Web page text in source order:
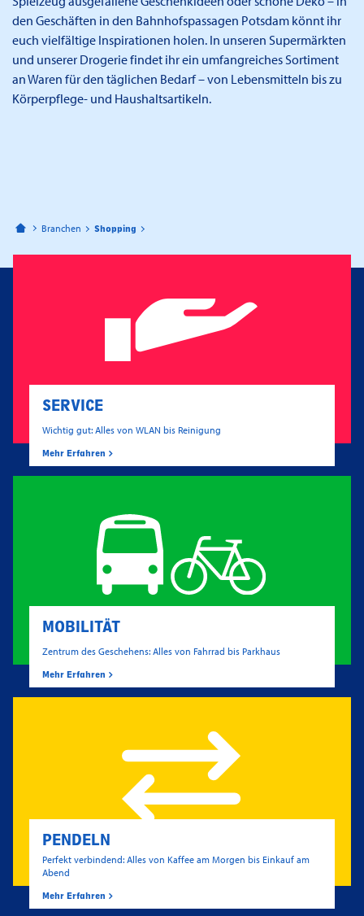
den Geschäften in den Bahnhofspassagen Potsdam könnt ihr
euch vielfältige Inspirationen holen. In unseren Supermärkten
und unserer Drogerie findet ihr ein umfangreiches Sortiment
an Waren für den täglichen Bedarf – von Lebensmitteln bis zu
Körperpflege- und Haushaltsartikeln.
Bahnhofspassagen Potsdam
Branchen Shopping
SERVICE
Wichtig gut: Alles von WLAN bis Reinigung
Mehr Erfahren
MOBILITÄT
Zentrum des Geschehens: Alles von Fahrrad bis Parkhaus
Mehr Erfahren
PENDELN
Perfekt verbindend: Alles von Kaffee am Morgen bis Einkauf am
Abend
Mehr Erfahren